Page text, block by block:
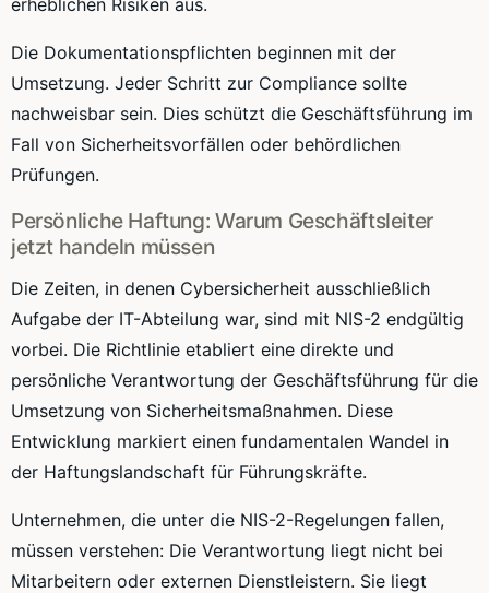
Die Dokumentationspflichten beginnen mit der
Umsetzung. Jeder Schritt zur Compliance sollte
nachweisbar sein. Dies schützt die Geschäftsführung im
Fall von Sicherheitsvorfällen oder behördlichen
Prüfungen.
Persönliche Haftung: Warum Geschäftsleiter
jetzt handeln müssen
Die Zeiten, in denen Cybersicherheit ausschließlich
Aufgabe der IT-Abteilung war, sind mit NIS-2 endgültig
vorbei. Die Richtlinie etabliert eine direkte und
persönliche Verantwortung der Geschäftsführung für die
Umsetzung von Sicherheitsmaßnahmen. Diese
Entwicklung markiert einen fundamentalen Wandel in
der Haftungslandschaft für Führungskräfte.
Unternehmen, die unter die NIS-2-Regelungen fallen,
müssen verstehen: Die Verantwortung liegt nicht bei
Mitarbeitern oder externen Dienstleistern. Sie liegt